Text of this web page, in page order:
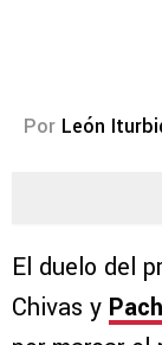
Por León
El duelo del
Chivas y